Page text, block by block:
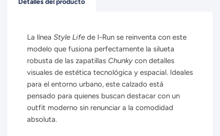
Detalles del producto
La línea Style Life de I-Run se reinventa con este
modelo que fusiona perfectamente la silueta
robusta de las zapatillas Chunky con detalles
visuales de estética tecnológica y espacial. Ideales
para el entorno urbano, este calzado está
pensado para quienes buscan destacar con un
outfit moderno sin renunciar a la comodidad
absoluta.